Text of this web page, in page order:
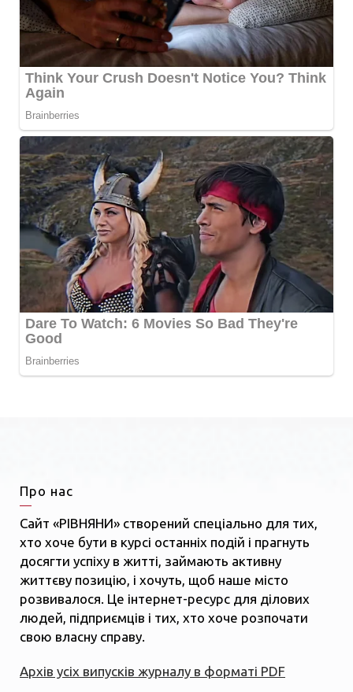
Про нас
Сайт «РІВНЯНИ» створений спеціально для тих,
хто хоче бути в курсі останніх подій і прагнуть
досягти успіху в житті, займають активну
життєву позицію, і хочуть, щоб наше місто
розвивалося. Це інтернет-ресурс для ділових
людей, підприємців і тих, хто хоче розпочати
свою власну справу.
Архів усіх випусків журналу в форматі PDF